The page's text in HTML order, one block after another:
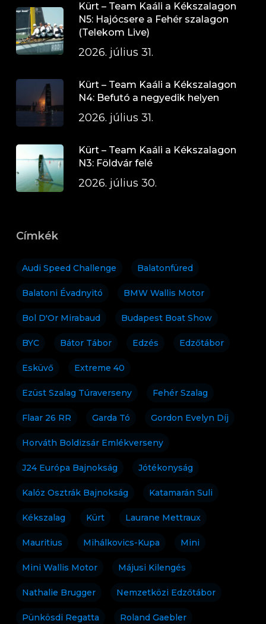
Kürt – Team Kaáli a Kékszalagon
N5: Hajócsere a Fehér szalagon
(Telekom Live)
2026. július 31.
Kürt – Team Kaáli a Kékszalagon
N4: Befutó a negyedik helyen
2026. július 31.
Kürt – Team Kaáli a Kékszalagon
N3: Földvár felé
2026. július 30.
Címkék
Audi Speed Challenge Balatonfüred
Balatoni Évadnyitó BMW Wallis Motor
Bol D'Or Mirabaud Budapest Boat Show
BYC Bátor Tábor Edzés Edzőtábor
Esküvő Extreme 40
Ezüst Szalag Túraverseny Fehér Szalag
Flaar 26 RR Garda Tó Gordon Evelyn Díj
Horváth Boldizsár Emlékverseny
J24 Európa Bajnokság Jótékonyság
Kalóz Osztrák Bajnokság Katamarán Suli
Kékszalag Kürt Laurane Mettraux
Mauritius Mihálkovics-Kupa Mini
Mini Wallis Motor Májusi Kilengés
Nathalie Brugger Nemzetközi Edzőtábor
Pünkösdi Regatta Roland Gaebler